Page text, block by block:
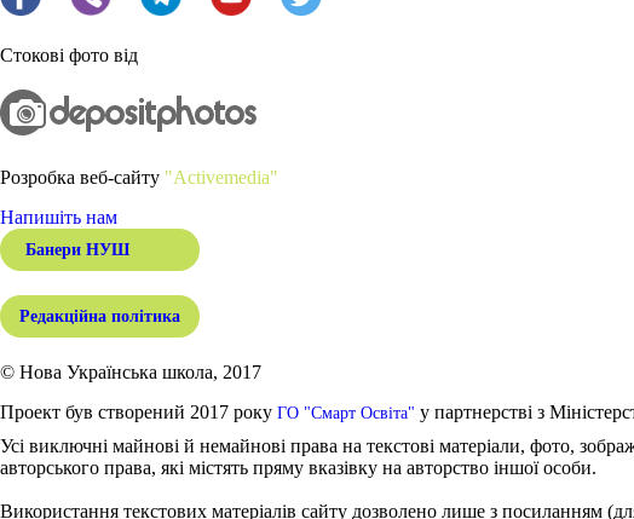
Стокові фото від
Розробка веб-сайту "Activemedia"
Напишіть нам
Банери НУШ
Редакційна політика
© Нова Українська школа, 2017
Проект був створений 2017 року ГО "Смарт Освіта" у партнерстві з
Усі виключні майнові й немайнові права на текстові матеріали, фото,
авторського права, які містять пряму вказівку на авторство іншої особи.
Використання текстових матеріалів сайту дозволено лише з посиланням